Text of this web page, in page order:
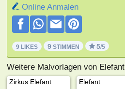
Online Anmalen
9 LIKES 9 STIMMEN 5/5
Weitere Malvorlagen von Elefant
Zirkus Elefant Elefant